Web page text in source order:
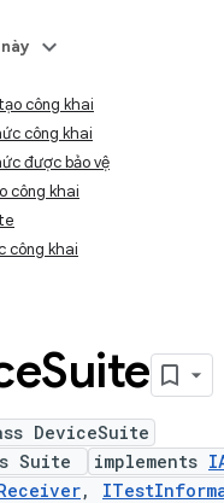
công khai
công khai
được bảo vệ
công khai
công khai
Suite
DeviceSuite
Suite
implements
,